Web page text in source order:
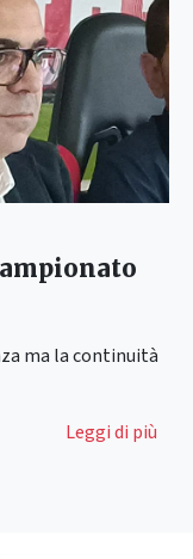
ma la continuità
Leggi di più